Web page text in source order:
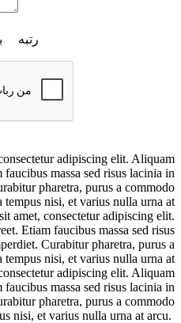
رتبه
adipiscing elit. Aliquam
massa sed risus lacinia in
pharetra, purus a commodo
tempus nisi, et varius nulla urna at
amet, consectetur adipiscing elit.
Etiam faucibus massa sed risus
Curabitur pharetra, purus a
nisi, et varius nulla urna at
adipiscing elit. Aliquam
massa sed risus lacinia in
pharetra, purus a commodo
nisi, et varius nulla urna at arcu.